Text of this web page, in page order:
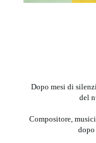
Dopo mesi di
del
Compositore,